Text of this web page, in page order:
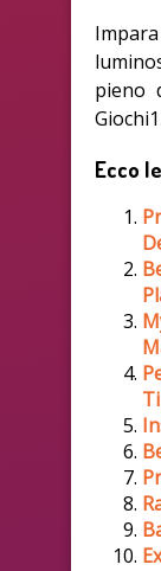
pieno
Ecco